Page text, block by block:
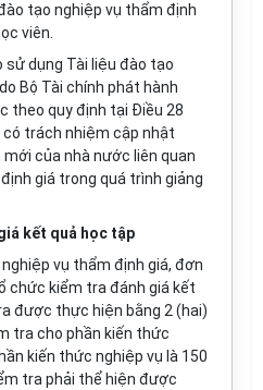
tạo nghiệp vụ thẩm định
viên.
dụng Tài liệu đào tạo
Bộ Tài chính phát hành
theo quy định tại Điều 28
trách nhiệm cập nhật
của nhà nước liên quan
giá trong quá trình giảng
kết quả học tập
vụ thẩm định giá, đơn
chức kiểm tra đánh giá kết
được thực hiện bằng 2 (hai)
tra cho phần kiến thức
kiến thức nghiệp vụ là 150
tra phải thể hiện được